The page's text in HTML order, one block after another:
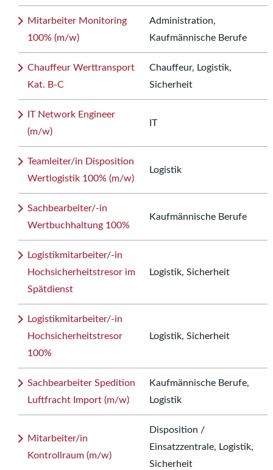
Mitarbeiter Monitoring
100% (m/w)
Administration,
Kaufmännische Berufe
Chauffeur Werttransport
Kat. B-C
Chauffeur, Logistik,
Sicherheit
IT Network Engineer
(m/w)
IT
Teamleiter/in Disposition
Wertlogistik 100% (m/w)
Logistik
Sachbearbeiter/-in
Wertbuchhaltung 100%
Kaufmännische Berufe
Logistikmitarbeiter/-in
Hochsicherheitstresor im
Spätdienst
Logistik, Sicherheit
Logistikmitarbeiter/-in
Hochsicherheitstresor
100%
Logistik, Sicherheit
Sachbearbeiter Spedition
Luftfracht Import (m/w)
Kaufmännische Berufe,
Logistik
Mitarbeiter/in
Kontrollraum (m/w)
Disposition /
Einsatzzentrale, Logistik,
Sicherheit